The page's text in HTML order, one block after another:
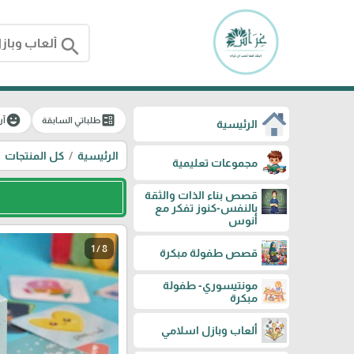
search
الرئيسية
مجموعات تعليمية
قصص بناء الذات والثقة
بالنفس-كنوز تفكر مع
أنوس
قصص طفولة مبكرة
مونتيسوري- طفولة
مبكرة
ألعاب وبازل اسلامي
ballotطلباتي السابقة emoji_emotions
الرئيسية كل المنتجات
1 / 8